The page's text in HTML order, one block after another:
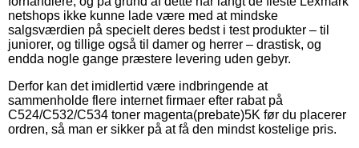
netshops ikke kunne lade være med at mindske
salgsværdien på specielt deres bedst i test produkter – til
juniorer, og tillige også til damer og herrer – drastisk, og
endda nogle gange præstere levering uden gebyr.
Derfor kan det imidlertid være indbringende at
sammenholde flere internet firmaer efter rabat på
C524/C532/C534 toner magenta(prebate)5K før du placerer
ordren, så man er sikker på at få den mindst kostelige pris.